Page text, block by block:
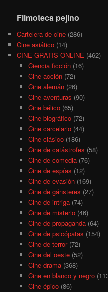
Filmoteca pejino
Cartelera de cine (286)
Cine asiático (14)
CINE GRATIS ONLINE (462)
Ciencia ficción(16)
Cine acción(72)
Cine alemán(26)
Cine aventuras (90)
Cine bélico(65)
Cine biográfico(72)
Cine carcelario(44)
Cine clásico(186)
Cine de catástrofes (58)
Cine de comedia(76)
Cine de espías (12)
Cine de evasión(169)
Cine de gánsteres (27)
Cine de intriga(74)
Cine de misterio(46)
Cine de propaganda(64)
Cine de psicópatas (154)
Cine de terror(72)
Cine del oeste(52)
Cine drama(368)
Cine en blanco y negro
Cine épico(86)